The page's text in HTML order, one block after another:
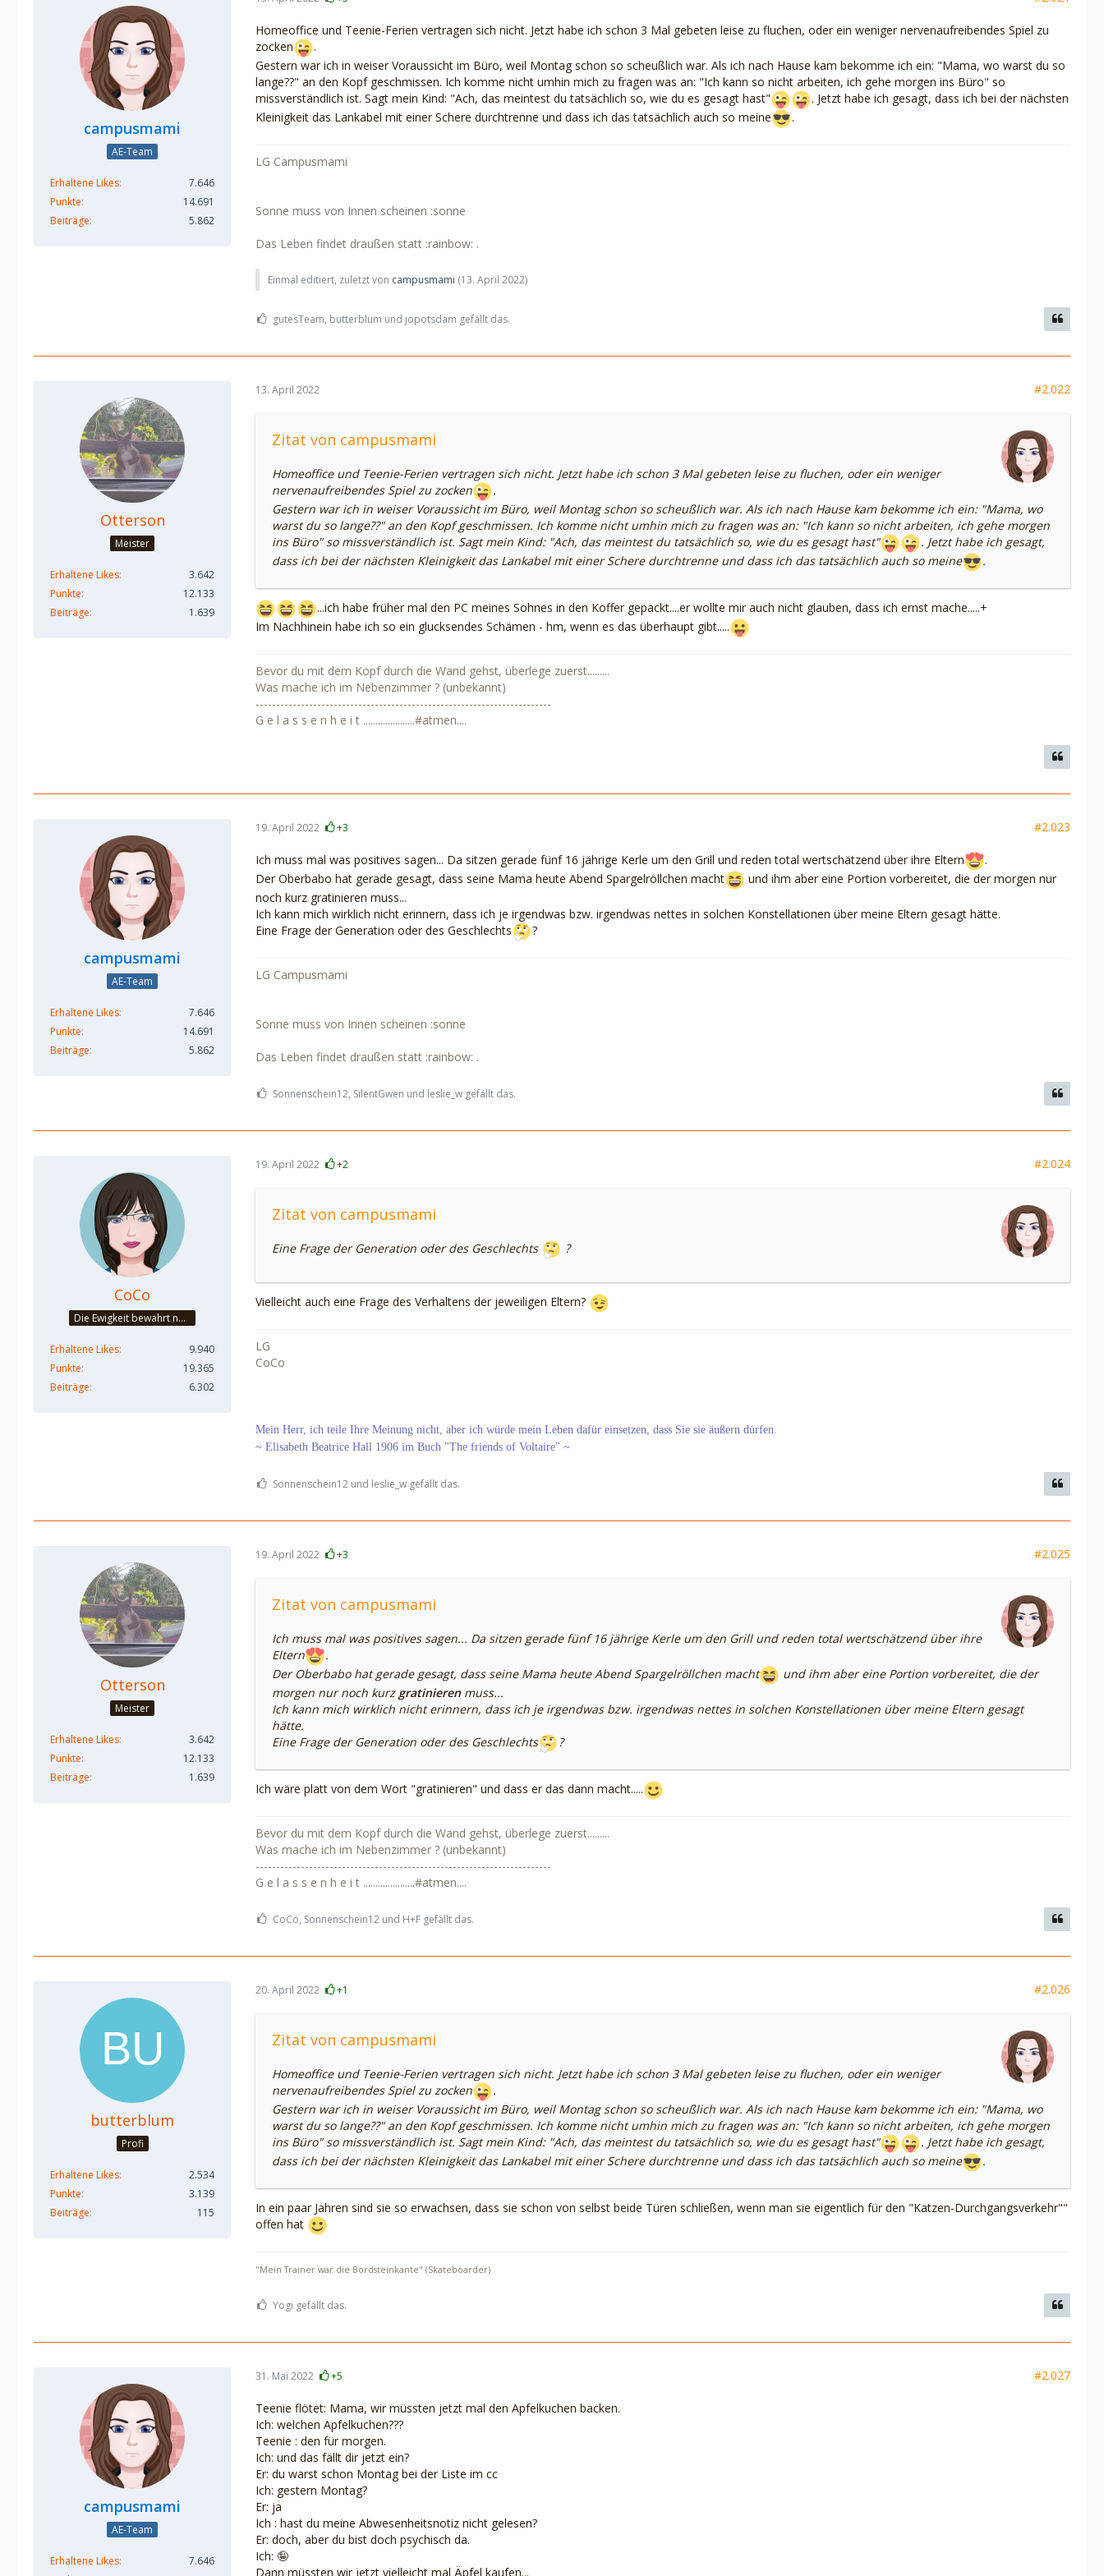
campusmami
AE-Team
Erhaltene Likes
7.646
Punkte
14.691
Beiträge
5.862
Homeoffice und Teenie-Ferien vertragen sich nicht. Jetzt habe ich schon 3 Mal gebeten leise zu fluchen, oder ein weniger nervenaufreibendes Spiel zu
zocken
.
Gestern war ich in weiser Voraussicht im Büro, weil Montag schon so scheußlich war. Als ich nach Hause kam bekomme ich ein: "Mama, wo warst du so
lange??" an den Kopf geschmissen. Ich komme nicht umhin mich zu fragen was an: "Ich kann so nicht arbeiten, ich gehe morgen ins Büro" so
missverständlich ist. Sagt mein Kind: "Ach, das meintest du tatsächlich so, wie du es gesagt hast"
. Jetzt habe ich gesagt, dass ich bei der nächsten
Kleinigkeit das Lankabel mit einer Schere durchtrenne und dass ich das tatsächlich auch so meine
.
LG Campusmami
Sonne muss von Innen scheinen :sonne
Das Leben findet draußen statt :rainbow: .
Einmal editiert, zuletzt von campusmami (13. April 2022)
gutesTeam, butterblum und jopotsdam gefällt das.
Otterson
Meister
Erhaltene Likes
3.642
Punkte
12.133
Beiträge
1.639
13. April 2022 #2.022
Zitat von campusmami
Homeoffice und Teenie-Ferien vertragen sich nicht. Jetzt habe ich schon 3 Mal gebeten leise zu fluchen, oder ein weniger
nervenaufreibendes Spiel zu zocken
.
Gestern war ich in weiser Voraussicht im Büro, weil Montag schon so scheußlich war. Als ich nach Hause kam bekomme ich ein: "Mama, wo
warst du so lange??" an den Kopf geschmissen. Ich komme nicht umhin mich zu fragen was an: "Ich kann so nicht arbeiten, ich gehe morgen
ins Büro" so missverständlich ist. Sagt mein Kind: "Ach, das meintest du tatsächlich so, wie du es gesagt hast"
. Jetzt habe ich gesagt,
dass ich bei der nächsten Kleinigkeit das Lankabel mit einer Schere durchtrenne und dass ich das tatsächlich auch so meine
.
...ich habe früher mal den PC meines Sohnes in den Koffer gepackt....er wollte mir auch nicht glauben, dass ich ernst mache.....+
Im Nachhinein habe ich so ein glucksendes Schämen - hm, wenn es das überhaupt gibt.....
Bevor du mit dem Kopf durch die Wand gehst, überlege zuerst.........
Was mache ich im Nebenzimmer ? (unbekannt)
------------------------------------------------------------------------
G e l a s s e n h e i t .....................#atmen....
campusmami
AE-Team
Erhaltene Likes
7.646
Punkte
14.691
Beiträge
5.862
19. April 2022 +3 #2.023
Ich muss mal was positives sagen... Da sitzen gerade fünf 16 jährige Kerle um den Grill und reden total wertschätzend über ihre Eltern
.
Der Oberbabo hat gerade gesagt, dass seine Mama heute Abend Spargelröllchen macht
und ihm aber eine Portion vorbereitet, die der morgen nur
noch kurz gratinieren muss...
Ich kann mich wirklich nicht erinnern, dass ich je irgendwas bzw. irgendwas nettes in solchen Konstellationen über meine Eltern gesagt hätte.
Eine Frage der Generation oder des Geschlechts
?
LG Campusmami
Sonne muss von Innen scheinen :sonne
Das Leben findet draußen statt :rainbow: .
Sonnenschein12, SilentGwen und leslie_w gefällt das.
CoCo
Die Ewigkeit bewahrt nur die Liebe, weil sie von gleicher Natur ist. ~Khalil Gibran~
Erhaltene Likes
9.940
Punkte
19.365
Beiträge
6.302
19. April 2022 +2 #2.024
Zitat von campusmami
Eine Frage der Generation oder des Geschlechts ?
Vielleicht auch eine Frage des Verhaltens der jeweiligen Eltern?
LG
CoCo
Mein Herr, ich teile Ihre Meinung nicht, aber ich würde mein Leben dafür einsetzen, dass Sie sie äußern dürfen.
~ Elisabeth Beatrice Hall 1906 im Buch "The friends of Voltaire" ~
Sonnenschein12 und leslie_w gefällt das.
Otterson
Meister
Erhaltene Likes
3.642
Punkte
12.133
Beiträge
1.639
19. April 2022 +3 #2.025
Zitat von campusmami
Ich muss mal was positives sagen... Da sitzen gerade fünf 16 jährige Kerle um den Grill und reden total wertschätzend über ihre
Eltern
.
Der Oberbabo hat gerade gesagt, dass seine Mama heute Abend Spargelröllchen macht
und ihm aber eine Portion vorbereitet, die der
morgen nur noch kurz gratinieren muss...
Ich kann mich wirklich nicht erinnern, dass ich je irgendwas bzw. irgendwas nettes in solchen Konstellationen über meine Eltern gesagt
hätte.
Eine Frage der Generation oder des Geschlechts
?
Ich wäre platt von dem Wort "gratinieren" und dass er das dann macht.....
Bevor du mit dem Kopf durch die Wand gehst, überlege zuerst.........
Was mache ich im Nebenzimmer ? (unbekannt)
------------------------------------------------------------------------
G e l a s s e n h e i t .....................#atmen....
CoCo, Sonnenschein12 und H+F gefällt das.
butterblum
Profi
Erhaltene Likes
2.534
Punkte
3.139
Beiträge
115
20. April 2022 +1 #2.026
Zitat von campusmami
Homeoffice und Teenie-Ferien vertragen sich nicht. Jetzt habe ich schon 3 Mal gebeten leise zu fluchen, oder ein weniger
nervenaufreibendes Spiel zu zocken
.
Gestern war ich in weiser Voraussicht im Büro, weil Montag schon so scheußlich war. Als ich nach Hause kam bekomme ich ein: "Mama, wo
warst du so lange??" an den Kopf geschmissen. Ich komme nicht umhin mich zu fragen was an: "Ich kann so nicht arbeiten, ich gehe morgen
ins Büro" so missverständlich ist. Sagt mein Kind: "Ach, das meintest du tatsächlich so, wie du es gesagt hast"
. Jetzt habe ich gesagt,
dass ich bei der nächsten Kleinigkeit das Lankabel mit einer Schere durchtrenne und dass ich das tatsächlich auch so meine
.
In ein paar Jahren sind sie so erwachsen, dass sie schon von selbst beide Türen schließen, wenn man sie eigentlich für den "Katzen-Durchgangsverkehr""
offen hat
"Mein Trainer war die Bordsteinkante" (Skateboarder)
Yogi gefällt das.
campusmami
AE-Team
Erhaltene Likes
7.646
31. Mai 2022 +5 #2.027
Teenie flötet: Mama, wir müssten jetzt mal den Apfelkuchen backen.
Ich: welchen Apfelkuchen???
Teenie : den für morgen.
Ich: und das fällt dir jetzt ein?
Er: du warst schon Montag bei der Liste im cc
Ich: gestern Montag?
Er: ja
Ich : hast du meine Abwesenheitsnotiz nicht gelesen?
Er: doch, aber du bist doch psychisch da.
Ich: 🤪
Dann müssten wir jetzt vielleicht mal Äpfel kaufen...